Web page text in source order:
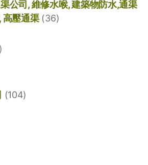
公司, 維修水喉, 建築物防水,通渠
高壓通渠(36)
(104)